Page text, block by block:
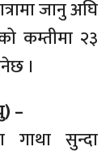
जानु अघि
कम्तीमा २३
।
–
गाथा सुन्दा